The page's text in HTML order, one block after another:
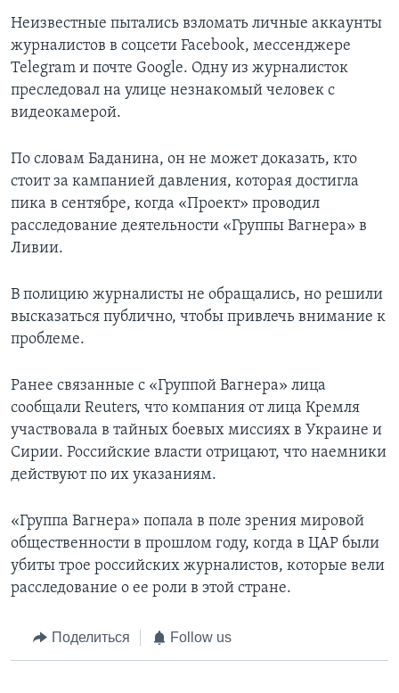
Неизвестные пытались взломать личные аккаунты
журналистов в соцсети Facebook, мессенджере
Telegram и почте Google. Одну из журналисток
преследовал на улице незнакомый человек с
видеокамерой.
По словам Баданина, он не может доказать, кто
стоит за кампанией давления, которая достигла
пика в сентябре, когда «Проект» проводил
расследование деятельности «Группы Вагнера» в
Ливии.
В полицию журналисты не обращались, но решили
высказаться публично, чтобы привлечь внимание к
проблеме.
Ранее связанные с «Группой Вагнера» лица
сообщали Reuters, что компания от лица Кремля
участвовала в тайных боевых миссиях в Украине и
Сирии. Российские власти отрицают, что наемники
действуют по их указаниям.
«Группа Вагнера» попала в поле зрения мировой
общественности в прошлом году, когда в ЦАР были
убиты трое российских журналистов, которые вели
расследование о ее роли в этой стране.
Поделиться Follow us